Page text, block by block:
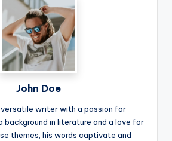
John Doe
versatile writer with a passion for
background in literature and a love for
themes, his words captivate and